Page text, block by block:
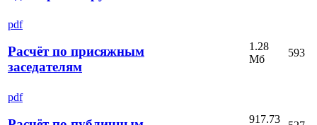
pdf
Расчёт по присяжным
заседателям
1.28
Мб
593
pdf
917.73